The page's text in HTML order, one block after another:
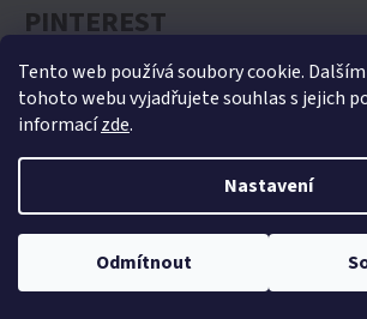
Tento web používá soubory cookie.
tohoto webu vyjadřujete souhlas s jejich
informacízde.
Nastavení
Odmítnout
PINTEREST
Oficiální partner Biohort pro
Vytvořil Shoptet
Copyright 2026Domek-zahradni.cz
vyhrazena.